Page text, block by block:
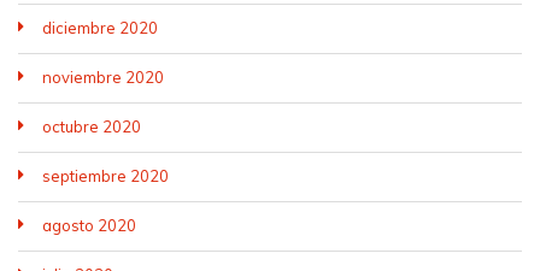
diciembre 2020
noviembre 2020
octubre 2020
septiembre 2020
agosto 2020